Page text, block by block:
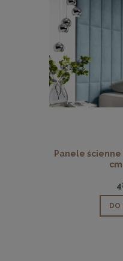
Panele ścienne
DO